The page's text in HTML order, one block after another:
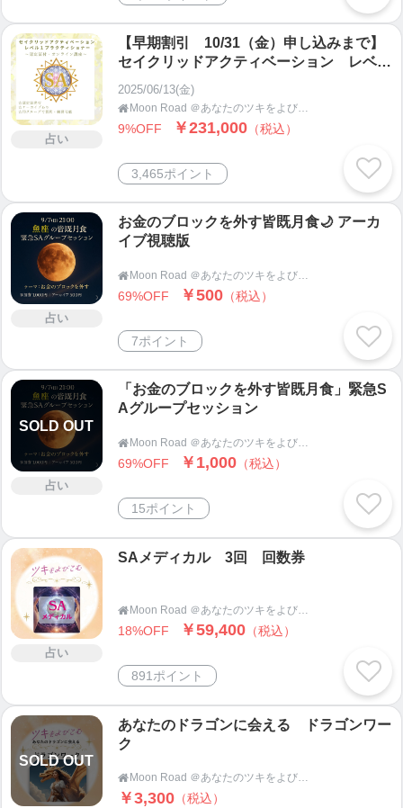
占い
【早期割引 10/31（金）申し込みまで】
セイクリッドアクティベーション レベル
2＆3 認定講座
2025/06/13(金)

9%OFF ￥231,000 （税込）
3,465ポイント
占い
お金のブロックを外す皆既月食🌙 アーカ
イブ視聴版

69%OFF ￥500 （税込）
7ポイント
SOLD OUT
占い
「お金のブロックを外す皆既月食」緊急S
Aグループセッション
 Moon Road ＠あなたのツキをよびこむ 月よみ師®いき〜占い・カウンセリング〜
69%OFF ￥1,000 （税込）
15ポイント
占い
SAメディカル 3回 回数券
 Moon Road ＠あなたのツキをよびこむ 月よみ師®いき〜占い・カウンセリング〜
18%OFF ￥59,400 （税込）
891ポイント
SOLD OUT
あなたのドラゴンに会える ドラゴンワー
ク
 Moon Road ＠あなたのツキをよびこむ 月よみ師®いき〜占い・カウンセリング〜
￥3,300 （税込）